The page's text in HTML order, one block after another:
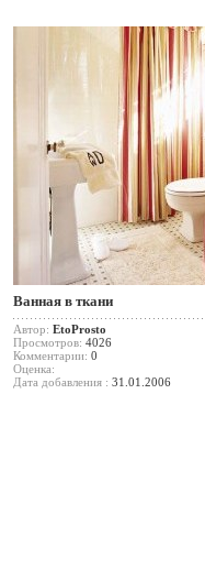
Ванная в ткани
Автор: EtoProsto
Просмотров: 4026
Комментарии: 0
Оценка:
Дата добавления : 31.01.2006